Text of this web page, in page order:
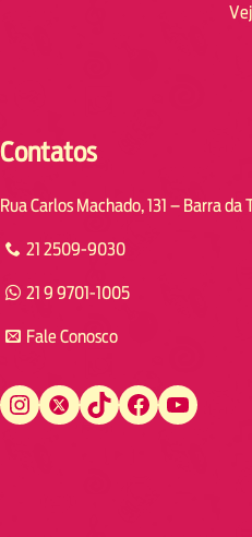
Contatos
Rua Carlos Machado, 131 – Barra
21 2509-9030
21 9 9701-1005
Fale Conosco
Instagram Twitter TikTok Facebook YouTube